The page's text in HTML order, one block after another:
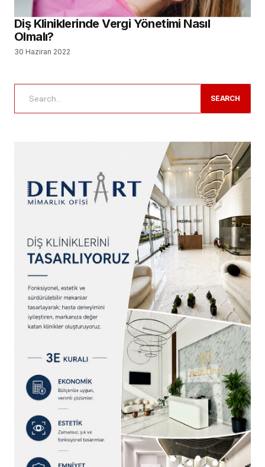
Diş Kliniklerinde Vergi Yönetimi Nasıl
Olmalı?
30 Haziran 2022
SEARCH